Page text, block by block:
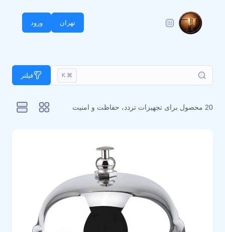
تهران ورود
⌘ K فیلتر
20 محصول برای تجهیزات تردد، حفاظت و امنیت